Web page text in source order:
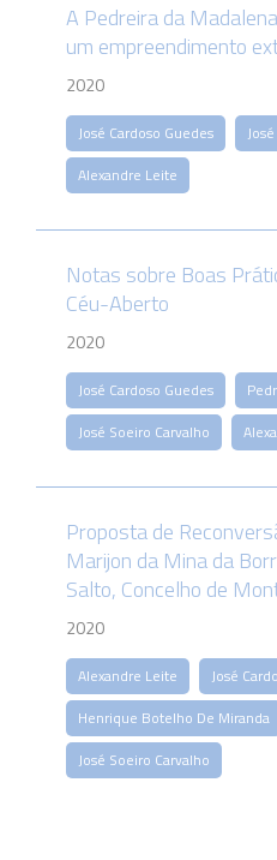
A Pedreira da
um empreendimento
2020
José Cardoso Guedes
Alexandre Leite
Notas sobre Boas
Céu-Aberto
2020
José Cardoso Guedes
José Soeiro Carvalho
Proposta de
Marijon da Mina da
Salto, Concelho de
2020
Alexandre Leite José
Henrique Botelho De Miranda
José Soeiro Carvalho